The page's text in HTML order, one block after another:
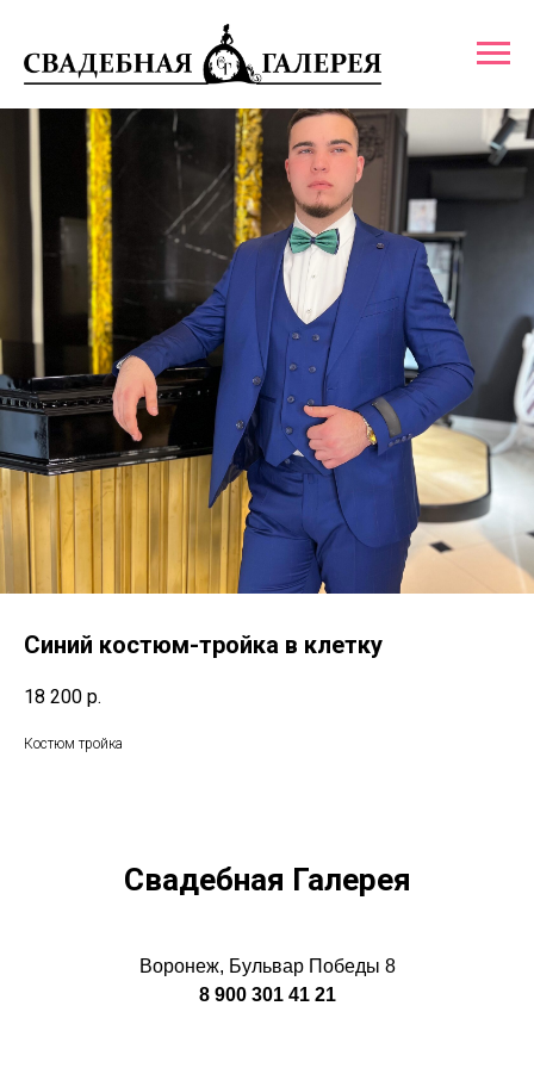
Синий костюм-тройка в клетку
18 200 р.
Костюм тройка
Свадебная Галерея
Воронеж, Бульвар Победы 8
8 900 301 41 21